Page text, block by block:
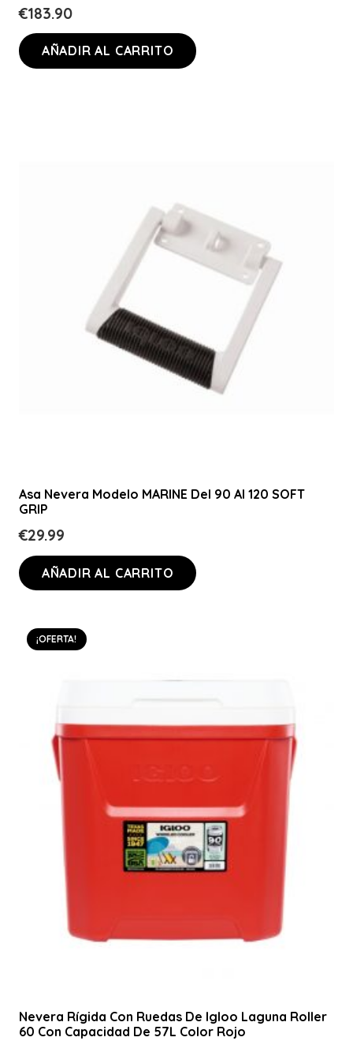
€183.90
AÑADIR AL CARRITO
Asa Nevera Modelo MARINE Del 90 Al 120 SOFT
GRIP
€29.99
AÑADIR AL CARRITO
¡OFERTA!
Nevera Rígida Con Ruedas De Igloo Laguna Roller
60 Con Capacidad De 57L Color Rojo